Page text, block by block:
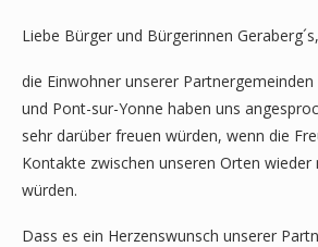
Liebe Bürger und Bürgerinnen Geraberg´s,
die Einwohner unserer
und Pont-sur-Yonne haben uns
sehr darüber freuen würden, wenn die
Kontakte zwischen unseren Orten wieder
würden.
Dass es ein Herzenswunsch unserer